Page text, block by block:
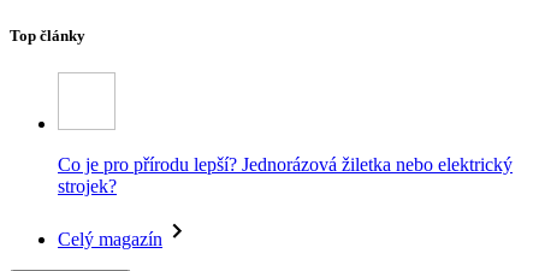
Top články
Co je pro přírodu lepší? Jednorázová žiletka nebo elektrický
strojek?
Celý magazín